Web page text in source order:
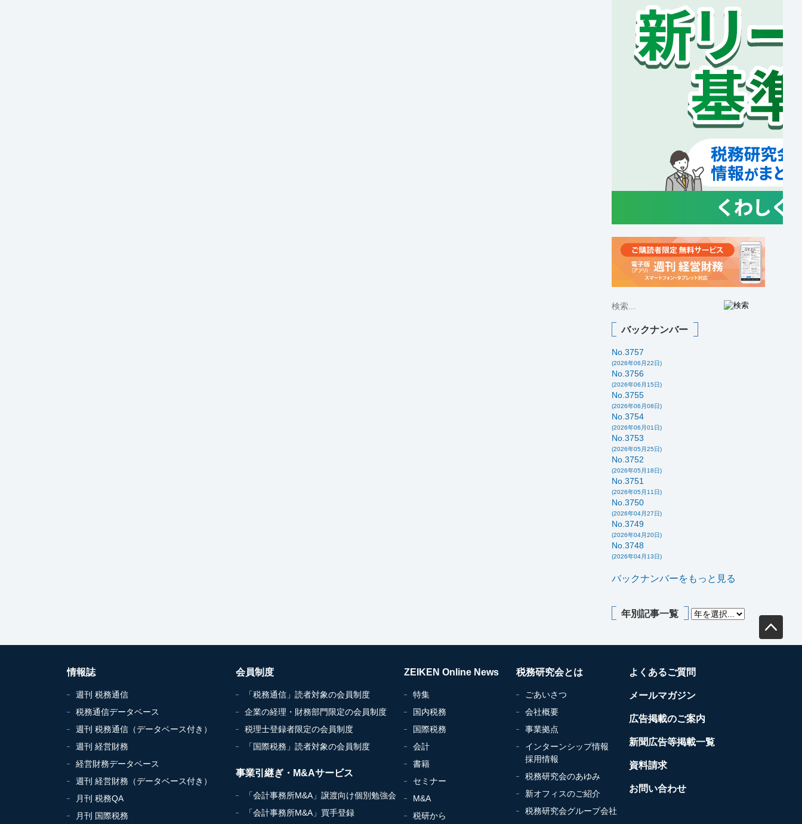
バックナンバー
No.3757
(2026年06月22日)
No.3756
(2026年06月15日)
No.3755
(2026年06月08日)
No.3754
(2026年06月01日)
No.3753
(2026年05月25日)
No.3752
(2026年05月18日)
No.3751
(2026年05月11日)
No.3750
(2026年04月27日)
No.3749
(2026年04月20日)
No.3748
(2026年04月13日)
バックナンバーをもっと見る
年別記事一覧
情報誌
週刊 税務通信
税務通信データベース
週刊 税務通信（データベース付き）
週刊 経営財務
経営財務データベース
週刊 経営財務（データベース付き）
月刊 税務QA
月刊 国際税務
会員制度
「税務通信」読者対象の会員制度
企業の経理・財務部門限定の会員制度
税理士登録者限定の会員制度
「国際税務」読者対象の会員制度
事業引継ぎ・M&Aサービス
「会計事務所M&A」譲渡向け個別勉強会
「会計事務所M&A」買手登録
ZEIKEN Online News
特集
国内税務
国際税務
会計
書籍
セミナー
M&A
税研から
税務研究会とは
ごあいさつ
会社概要
事業拠点
インターンシップ情報
採用情報
税務研究会のあゆみ
新オフィスのご紹介
税務研究会グループ会社
よくあるご質問
メールマガジン
広告掲載のご案内
新聞広告等掲載一覧
資料請求
お問い合わせ